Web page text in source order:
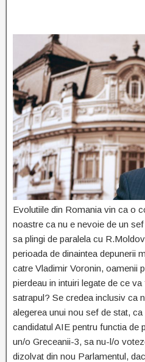
Evolutiile din Romania vin ca o
noastre ca nu e nevoie de un
sa plingi de paralela cu
perioada de dinaintea depunerii
catre Vladimir Voronin, oamenii
pierdeau in intuiri legate de ce
satrapul? Se credea inclusiv ca
alegerea unui nou sef de stat,
candidatul AIE pentru functia de
un/o Greceanii-3, sa nu-l/o
dizolvat din nou Parlamentul,